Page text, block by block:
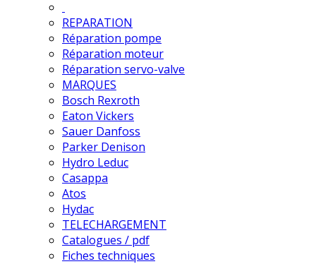
REPARATION
Réparation pompe
Réparation moteur
Réparation servo-valve
MARQUES
Bosch Rexroth
Eaton Vickers
Sauer Danfoss
Parker Denison
Hydro Leduc
Casappa
Atos
Hydac
TELECHARGEMENT
Catalogues / pdf
Fiches techniques